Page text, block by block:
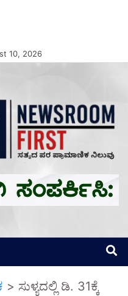
10, 2026
> ಸುಳ್ಯದಲ್ಲಿ ಡಿ. 31ಕ್ಕೆ